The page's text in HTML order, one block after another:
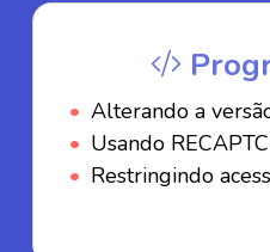
Alterando a
Usando
Restringindo